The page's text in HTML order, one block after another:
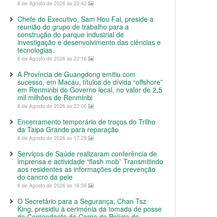
6 de Agosto de 2026 às 22:43
Chefe do Executivo, Sam Hou Fai, preside a
reunião do grupo de trabalho para a
construção do parque industrial de
investigação e desenvolvimento das ciências e
tecnologias.
6 de Agosto de 2026 às 22:16
A Província de Guangdong emitiu com
sucesso, em Macau, títulos de dívida “offshore”
em Renminbi do Governo local, no valor de 2,5
mil milhões de Renminbi
6 de Agosto de 2026 às 22:00
Encerramento temporário de troços do Trilho
da Taipa Grande para reparação
6 de Agosto de 2026 às 17:29
Serviços de Saúde realizaram conferência de
imprensa e actividade “flash mob” Transmitindo
aos residentes as informações de prevenção
do cancro da pele
6 de Agosto de 2026 às 16:59
O Secretário para a Segurança, Chan Tsz
King, presidiu à cerimónia da tomada de posse